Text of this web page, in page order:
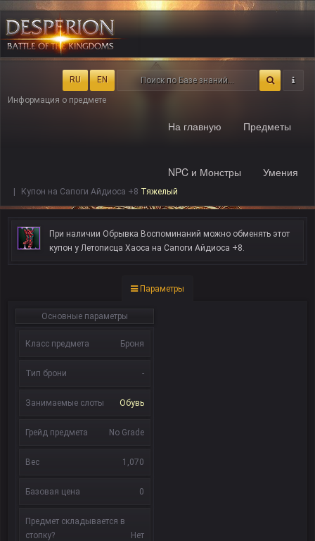
RU EN
На главную Предметы
NPC и Монстры Умения
Информация о предмете
Купон на Сапоги Айдиоса +8 Тяжелый
При наличии Обрывка Воспоминаний можно обменять этот
купон у Летописца Хаоса на Сапоги Айдиоса +8.
Параметры
Основные параметры
Класс предмета Броня
Тип брони -
Занимаемые слоты Обувь
Грейд предмета No Grade
Вес 1,070
Базовая цена 0
Предмет складывается в
стопку?
Нет